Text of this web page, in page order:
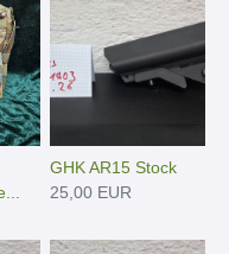
GHK AR15 Stock
25,00 EUR